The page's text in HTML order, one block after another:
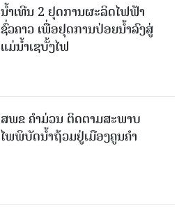
ນໍ້າເທີນ 2 ຢຸດການຜະລິດໄຟຟ້າ
ຊົ່ວຄາວ ເພື່ອຢຸດການປ່ອຍນໍ້າລົງສູ່
ແມ່ນໍ້າເຊບັ້ງໄຟ
ສ​ພ​ຂ ຄໍາມ່ວນ ຕິດຕາມສະພາບ
ໄພພິບັດນໍ້າຖ້ວມຢູ່ເມືອງຄູນຄໍາ